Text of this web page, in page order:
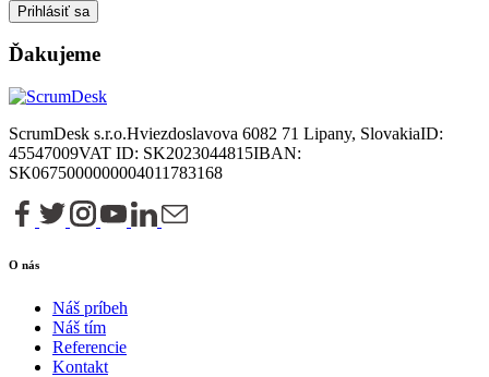
Prihlásiť sa
Ďakujeme
ScrumDesk s.r.o.Hviezdoslavova 6082 71 Lipany, SlovakiaID:
45547009VAT ID: SK2023044815IBAN:
SK0675000000004011783168
O nás
Náš príbeh
Náš tím
Referencie
Kontakt